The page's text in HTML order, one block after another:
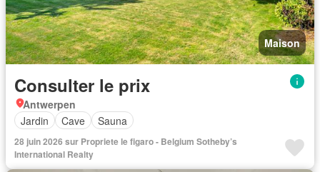
Maison
Consulter le prix
Antwerpen
Jardin
Cave Sauna
28 juin 2026 sur Propriete le figaro - Belgium Sotheby’s
International Realty